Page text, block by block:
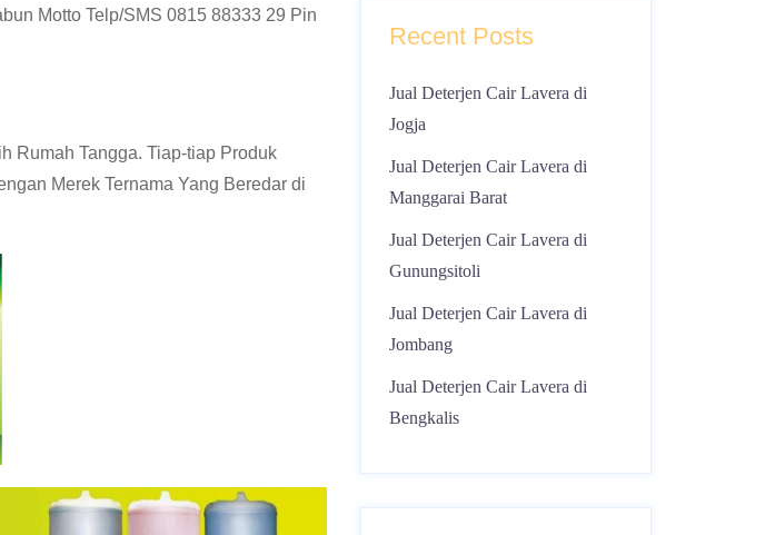
Motto Telp/SMS 0815 88333 29 Pin
Rumah Tangga. Tiap-tiap Produk
Merek Ternama Yang Beredar di
Recent Posts
Jual Deterjen Cair Lavera di
Jogja
Jual Deterjen Cair Lavera di
Manggarai Barat
Jual Deterjen Cair Lavera di
Gunungsitoli
Jual Deterjen Cair Lavera di
Jombang
Jual Deterjen Cair Lavera di
Bengkalis